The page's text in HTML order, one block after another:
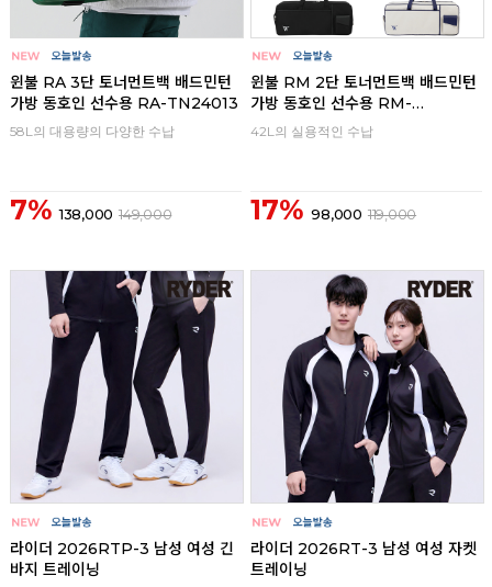
윈불 RA 3단 토너먼트백 배드민턴
가방 동호인 선수용 RA-TN24013
58L의 대용량의 다양한 수납
7% 138,000 149,000
윈불 RM 2단 토너먼트백 배드민턴
가방 동호인 선수용 RM-
TN24012
42L의 실용적인 수납
17% 98,000 119,000
라이더 2026RTP-3 남성 여성 긴
바지 트레이닝
라이더 2026RT-3 남성 여성 자켓
트레이닝